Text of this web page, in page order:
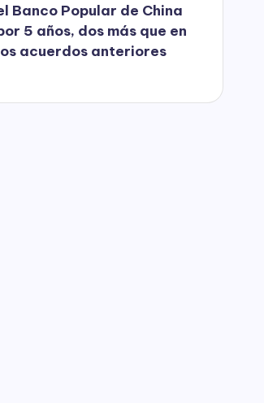
Banco Popular de China
5 años, dos más que en
acuerdos anteriores